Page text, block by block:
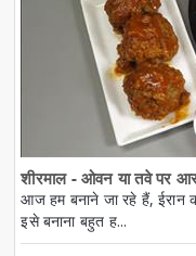
शीरमाल - ओवन या तवे पर
आज हम बनाने जा रहे हैं,
इसे बनाना बहुत ह...